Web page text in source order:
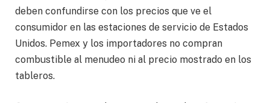
deben confundirse con los precios que ve el
consumidor en las estaciones de servicio de Estados
Unidos. Pemex y los importadores no compran
combustible al menudeo ni al precio mostrado en los
tableros.